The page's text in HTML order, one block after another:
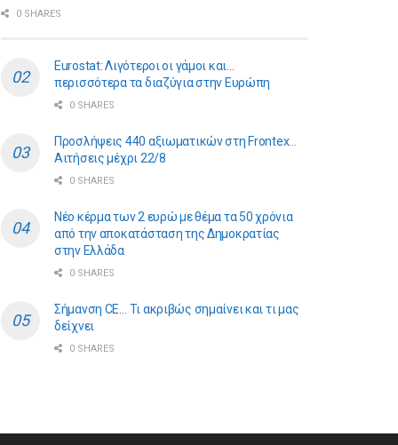
0 SHARES
Eurostat: Λιγότεροι οι γάμοι και…
περισσότερα τα διαζύγια στην Ευρώπη
0 SHARES
Προσλήψεις 440 αξιωματικών στη Frontex…
Αιτήσεις μέχρι 22/8
0 SHARES
Νέο κέρμα των 2 ευρώ με θέμα τα 50 χρόνια
από την αποκατάσταση της Δημοκρατίας
στην Ελλάδα
0 SHARES
Σήμανση CE… Τι ακριβώς σημαίνει και τι μας
δείχνει
0 SHARES